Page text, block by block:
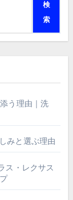
検
索
う理由｜洗
みと選ぶ理由
ス・レクサス